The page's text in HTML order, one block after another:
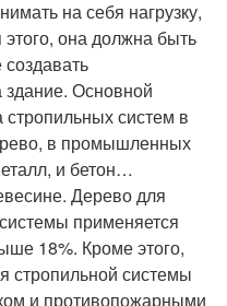
на себя нагрузку,
этого, она должна быть
здание. Основной
стропильных систем в
в промышленных
и бетон…
Дерево для
применяется
18%. Кроме этого,
стропильной системы
и противопожарными